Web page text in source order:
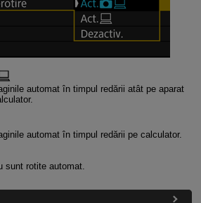
automat în timpul redării atât pe aparat
automat în timpul redării pe calculator.
sunt rotite automat.